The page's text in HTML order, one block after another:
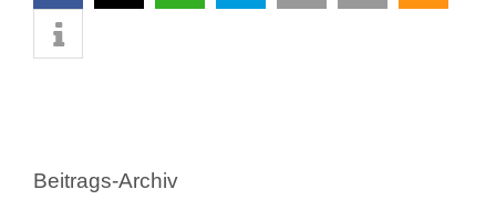
Beitrags-Archiv